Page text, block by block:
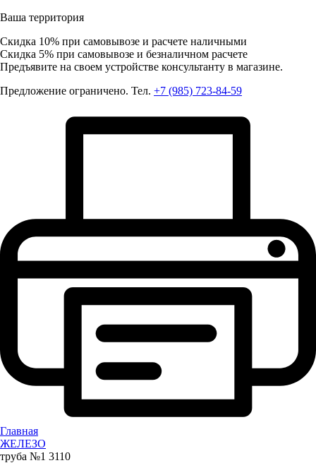
Ваша территория
Скидка 10% при самовывозе и расчете наличными
Скидка 5% при самовывозе и безналичном расчете
Предъявите на своем устройстве консультанту в магазине.
Предложение ограничено. Тел. +7 (985) 723-84-59
Главная
ЖЕЛЕЗО
труба №1 3110